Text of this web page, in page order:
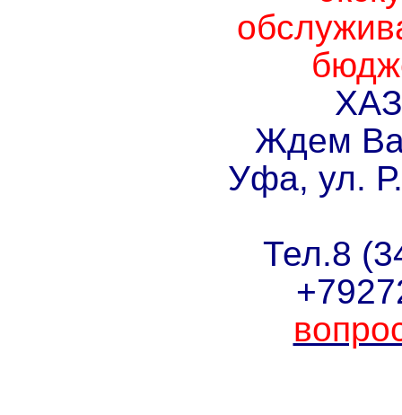
Ждем
Уфа, ул.
Тел.8